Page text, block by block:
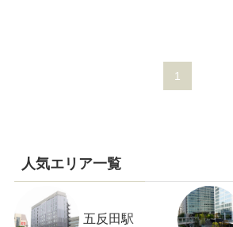
1
人気エリア一覧
五反田駅